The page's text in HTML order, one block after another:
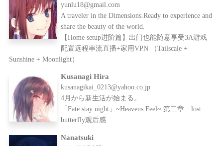
yunlu18@gmail.com
A traveler in the Dimensions.Ready to experience and
share the beauty of the world.
【Home setup进阶篇】出门也能随意享受3A游戏 –
配置远程串流直播+家用VPN （Tailscale +
Sunshine + Moonlight）
Kusanagi Hira
kusanagikai_0213@yahoo.co.jp
4月から新生活が始まる。
「Fate stay night」~Heavens Feel~ 第二章 lost
butterfly观后感
Nanatsuki